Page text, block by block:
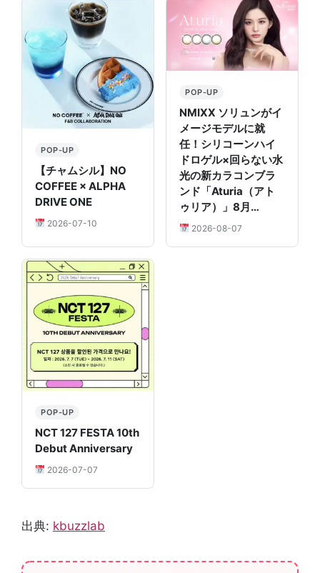
POP-UP
【チャムシル】NO
COFFEE × ALPHA
DRIVE ONE
2026-07-10
POP-UP
NMIXX ソリュンがイ
メージモデルに就
任！シリコーンハイ
ドロゲル×回らない水
光の新カラコンブラ
ンド「Aturia（アト
ゥリア）」8月…
2026-08-07
POP-UP
NCT 127 FESTA 10th
Debut Anniversary
2026-07-07
出典: kbuzzlab